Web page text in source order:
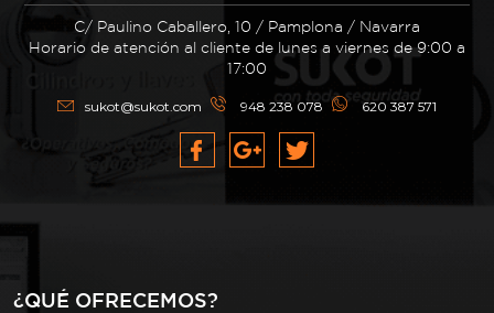
C/ Paulino Caballero, 10 / Pamplona / Navarra
Horario de atención al cliente de lunes a viernes de 9:00 a
17:00
sukot@sukot.com 948 238 078 620 387 571
¿QUÉ OFRECEMOS?